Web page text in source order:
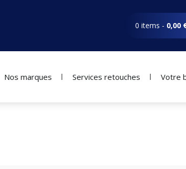
0 items - 0,00
Nos marques Services retouches Votre